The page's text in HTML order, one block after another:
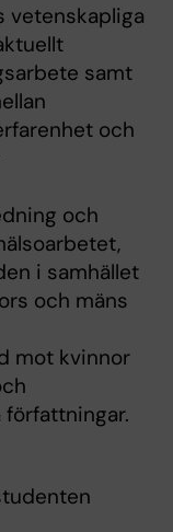
vetenskapliga
samt
och
och
i samhället
och mäns
mot kvinnor
författningar.